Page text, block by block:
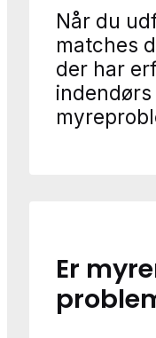
Når du
matches
der har
Er